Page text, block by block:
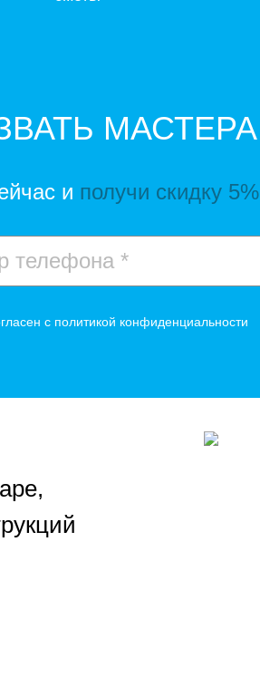
МАСТЕРА
и получи скидку 5%
с политикой конфиденциальности